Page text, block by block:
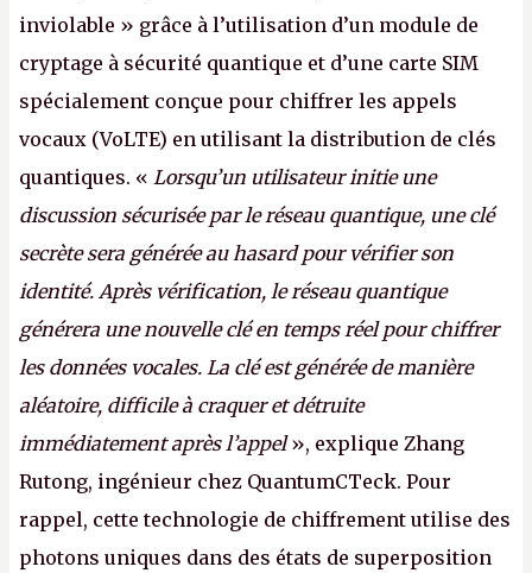
inviolable » grâce à l’utilisation d’un module de
cryptage à sécurité quantique et d’une carte SIM
spécialement conçue pour chiffrer les appels
vocaux (VoLTE) en utilisant la distribution de clés
quantiques. « Lorsqu’un utilisateur initie une
discussion sécurisée par le réseau quantique, une clé
secrète sera générée au hasard pour vérifier son
identité. Après vérification, le réseau quantique
générera une nouvelle clé en temps réel pour chiffrer
les données vocales. La clé est générée de manière
aléatoire, difficile à craquer et détruite
immédiatement après l’appel», explique Zhang
Rutong, ingénieur chez QuantumCTeck. Pour
rappel, cette technologie de chiffrement utilise des
photons uniques dans des états de superposition